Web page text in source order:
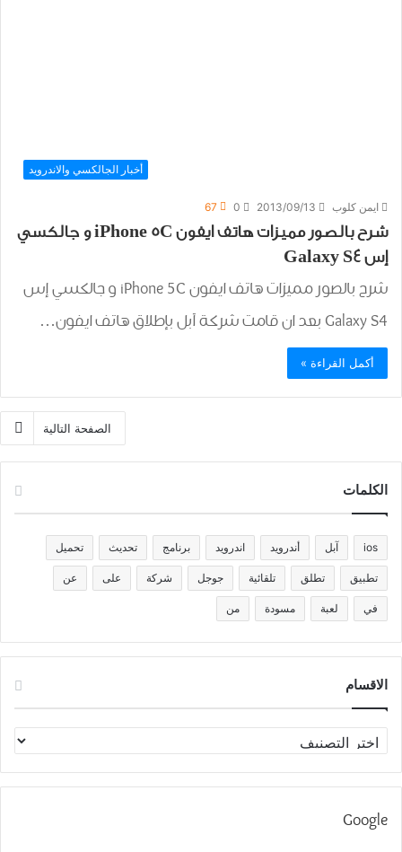
أخبار الجالكسي والاندرويد
ايمن كلوب 2013/09/13
0
67
شرح بالصور مميزات هاتف ايفون iPhone 5C و جالكسي
إس Galaxy S4
شرح بالصور مميزات هاتف ايفون iPhone 5C و جالكسي إس
Galaxy S4 بعد ان قامت شركة آبل بإطلاق هاتف ايفون…
أكمل القراءة »
الصفحة التالية
الكلمات
ios آبل أندرويد اندرويد برنامج تحديث تحميل
تطبيق تطلق تلقائية جوجل شركة على عن
في لعبة مسودة من
الاقسام
الاقسام
Google